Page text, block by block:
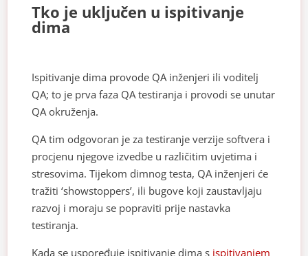
Tko je uključen u ispitivanje
dima
Ispitivanje dima provode QA inženjeri ili voditelj
QA; to je prva faza QA testiranja i provodi se unutar
QA okruženja.
QA tim odgovoran je za testiranje verzije softvera i
procjenu njegove izvedbe u različitim uvjetima i
stresovima. Tijekom dimnog testa, QA inženjeri će
tražiti ‘showstoppers’, ili bugove koji zaustavljaju
razvoj i moraju se popraviti prije nastavka
testiranja.
Kada se uspoređuje ispitivanje dima s ispitivanjem